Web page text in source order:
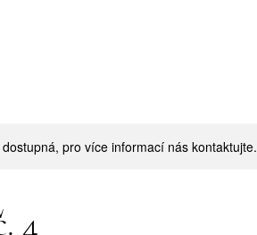
pro více informací nás kontaktujte.
4